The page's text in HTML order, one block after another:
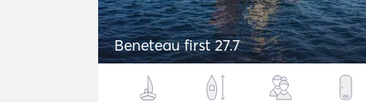
Beneteau first 27.7